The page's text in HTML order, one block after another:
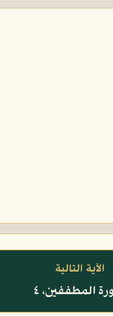
الآية التالية
المطففين، ٤